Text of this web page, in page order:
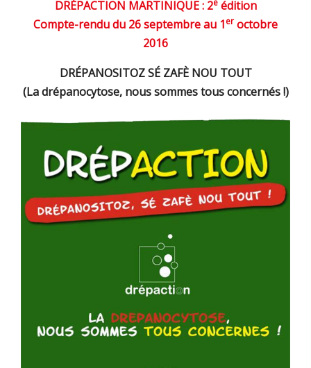
DRÉPACTION MARTINIQUE : 2 édition
Compte-rendu du 26 septembre au 1er octobre
2016
DRÉPANOSITOZ SÉ ZAFÈ NOU TOUT
(La drépanocytose, nous sommes tous concernés !)